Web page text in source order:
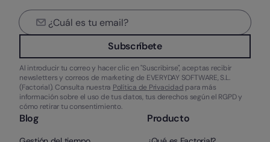
Subscríbete
Al introducir tu correo y hacer clic en "Suscribirse", aceptas recibir
newsletters y correos de marketing de EVERYDAY SOFTWARE, S.L.
(Factorial). Consulta nuestra Política de Privacidad para más
información sobre el uso de tus datos, tus derechos según el RGPD y
cómo retirar tu consentimiento.
Blog Producto